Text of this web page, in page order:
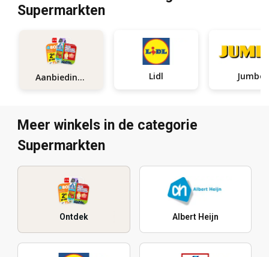
Supermarkten
Aanbiedingen Lidl Jumbo
Meer winkels in de categorie
Supermarkten
Ontdek Albert Heijn